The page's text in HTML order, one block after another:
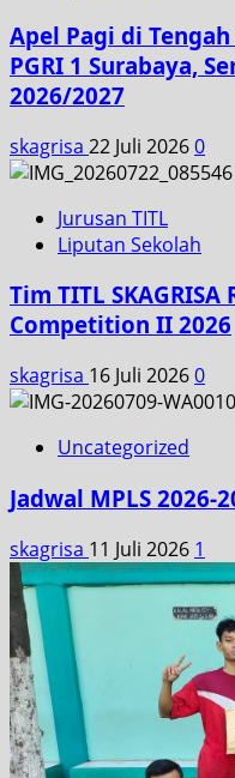
Apel Pagi di
PGRI 1 Surabaya,
2026/2027
skagrisa 22 Juli 20260
Jurusan TITL
Liputan Sekolah
Tim TITL SKAGRISA
Competition II 2026
skagrisa 16 Juli 20260
Uncategorized
Jadwal MPLS 2026-
skagrisa 11 Juli 2026 1